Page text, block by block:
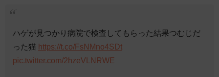
ハゲが見つかり病院で検査してもらった結果つむじだ
った猫 https://t.co/FsNMno4SDt
pic.twitter.com/2hzeVLNRWE